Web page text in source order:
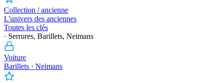
Collection / ancienne
L'univers des anciennes
Toutes les clés
· Serrures, Barillets, Neimans
Voiture
Barillets · Neimans